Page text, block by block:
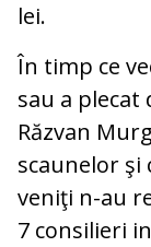
lei.
În timp ce
sau a plecat
Răzvan
scaunelor
veniţi n-au
7 consilieri